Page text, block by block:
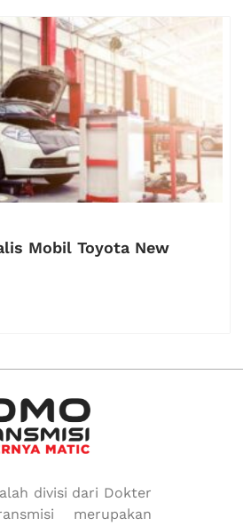
Mobil Toyota New
divisi dari Dokter
merupakan